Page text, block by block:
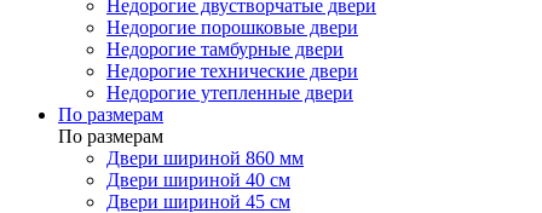
Недорогие двустворчатые двери
Недорогие порошковые двери
Недорогие тамбурные двери
Недорогие технические двери
Недорогие утепленные двери
По размерам
По размерам
Двери шириной 860 мм
Двери шириной 40 см
Двери шириной 45 см